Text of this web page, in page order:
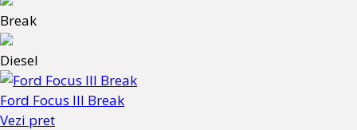
Break
Diesel
Ford Focus III Break
Vezi pret